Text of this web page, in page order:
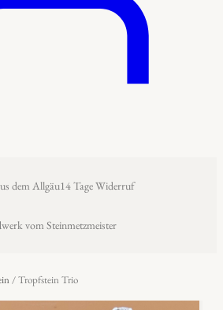
dem Allgäu14 Tage Widerruf
vom Steinmetzmeister
/ Tropfstein Trio